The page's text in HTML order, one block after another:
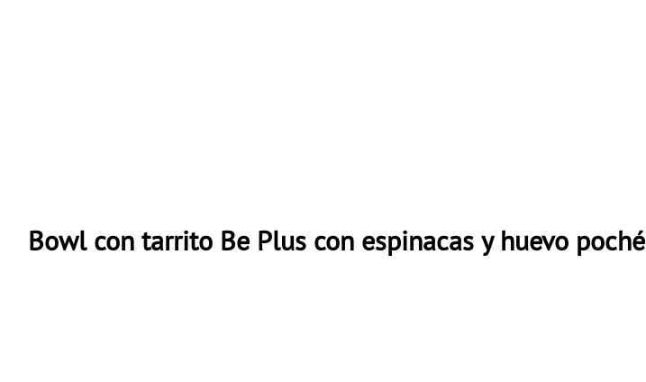
Bowl con tarrito Be Plus con espinacas y huevo poché